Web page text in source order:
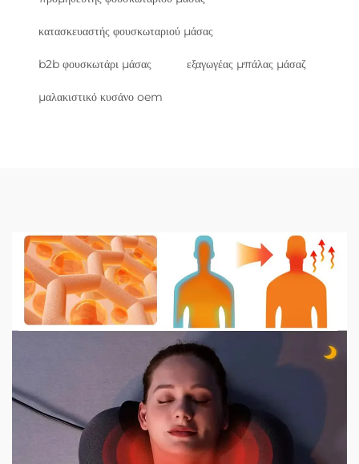
κατασκευαστής φουσκωταριού μάσας
b2b φουσκωτάρι μάσας εξαγωγέας μπάλας μάσαζ
μαλακιστικό κυσάνο oem